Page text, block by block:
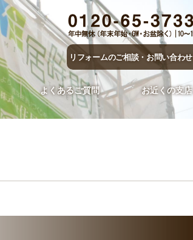
リフォームのご相談・お問い合わせ
よくあるご質問 お近くの支店